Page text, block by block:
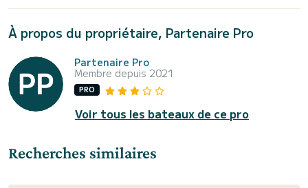
À propos du propriétaire, Partenaire Pro
Partenaire Pro
Membre depuis 2021
PRO
Voir tous les bateaux de ce pro
Recherches similaires